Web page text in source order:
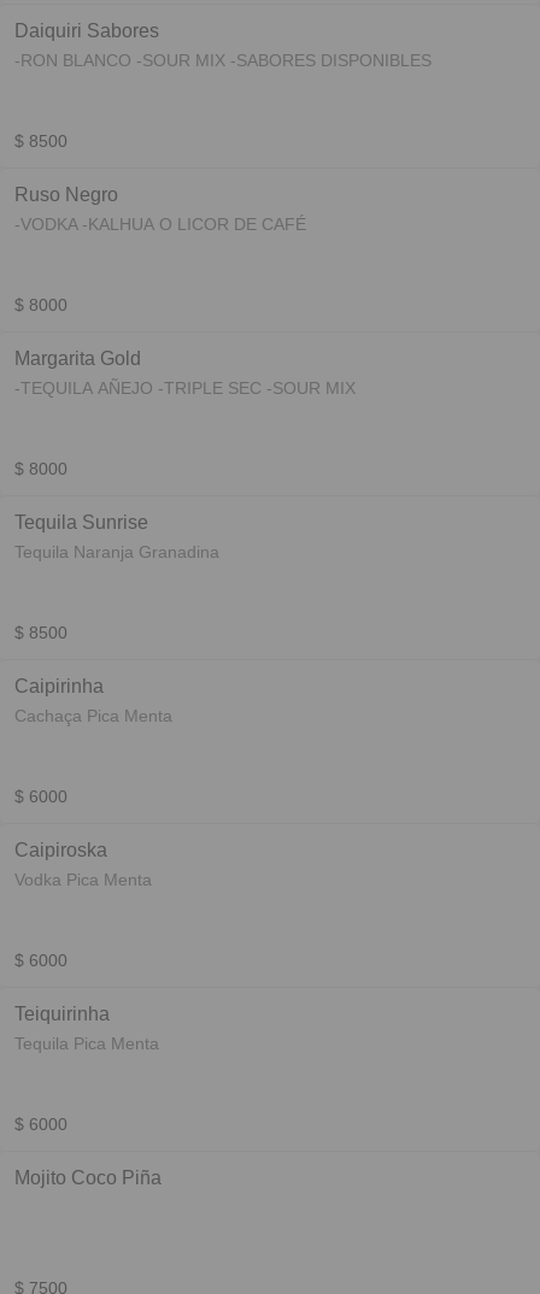
Daiquiri Sabores
-RON BLANCO -SOUR MIX -SABORES DISPONIBLES
$ 8500
Ruso Negro
-VODKA -KALHUA O LICOR DE CAFÉ
$ 8000
Margarita Gold
-TEQUILA AÑEJO -TRIPLE SEC -SOUR MIX
$ 8000
Tequila Sunrise
Tequila Naranja Granadina
$ 8500
Caipirinha
Cachaça Pica Menta
$ 6000
Caipiroska
Vodka Pica Menta
$ 6000
Teiquirinha
Tequila Pica Menta
$ 6000
Mojito Coco Piña
$ 7500